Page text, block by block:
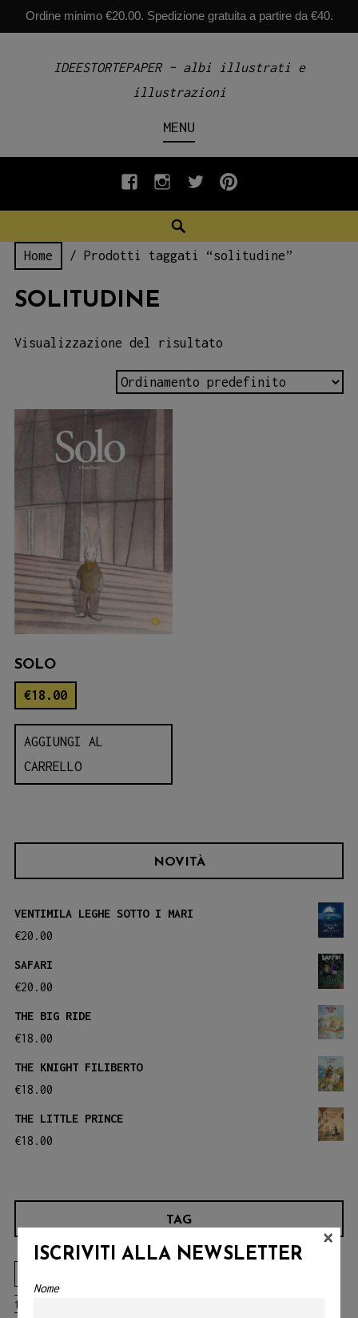
Ordine minimo €20.00. Spedizione gratuita a partire da €40.
IDEESTORTEPAPER – albi illustrati e
illustrazioni
MENU
fb INSTAGRAM
twiterpinterest
Home / Prodotti taggati “solitudine”
SOLITUDINE
Visualizzazione del risultato
SOLO
€18.00
AGGIUNGI AL
CARRELLO
NOVITÀ
VENTIMILA LEGHE SOTTO I MARI
€20.00
SAFARI
€20.00
THE BIG RIDE
€18.00
THE KNIGHT FILIBERTO
€18.00
THE LITTLE PRINCE
€18.00
TAG
foresta
ISCRIVITI ALLA NEWSLETTER
Nome
×